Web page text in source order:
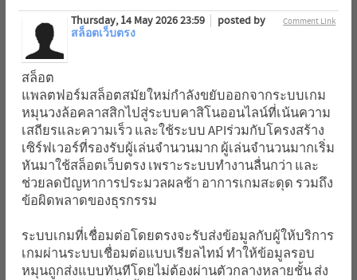
Comment Link
Thursday, 14 May 2026 23:59
posted by
สล็อตเว็บตรง
สล็อต
แพลตฟอร์มสล็อตสมัยใหม่กำลังขยับออกจากระบบเกม
หมุนวงล้อคลาสสิกไปสู่ระบบคาสิโนออนไลน์ที่เน้นความ
เสถียรและความเร็ว และใช้ระบบ APIร่วมกับโครงสร้าง
เซิร์ฟเวอร์ที่รองรับผู้เล่นจำนวนมาก ผู้เล่นจำนวนมากเริ่ม
หันมาใช้สล็อตเว็บตรง เพราะระบบทำงานลื่นกว่า และ
ช่วยลดปัญหาการประมวลผลช้า อาการเกมสะดุด รวมถึง
ข้อผิดพลาดของธุรกรรม
ระบบเกมที่เชื่อมต่อโดยตรงจะรับส่งข้อมูลกับผู้ให้บริการ
เกมผ่านระบบเชื่อมต่อแบบเรียลไทม์ ทำให้ข้อมูลรอบ
หมุนถูกส่งแบบทันทีโดยไม่ต้องผ่านตัวกลางหลายชั้น ส่ง